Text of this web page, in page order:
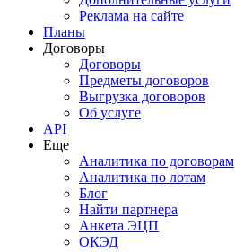
Реклама на сайте
Планы
Договоры
Договоры
Предметы договоров
Выгрузка договоров
Об услуге
API
Еще
Аналитика по договорам
Аналитика по лотам
Блог
Найти партнера
Анкета ЭЦП
ОКЭД